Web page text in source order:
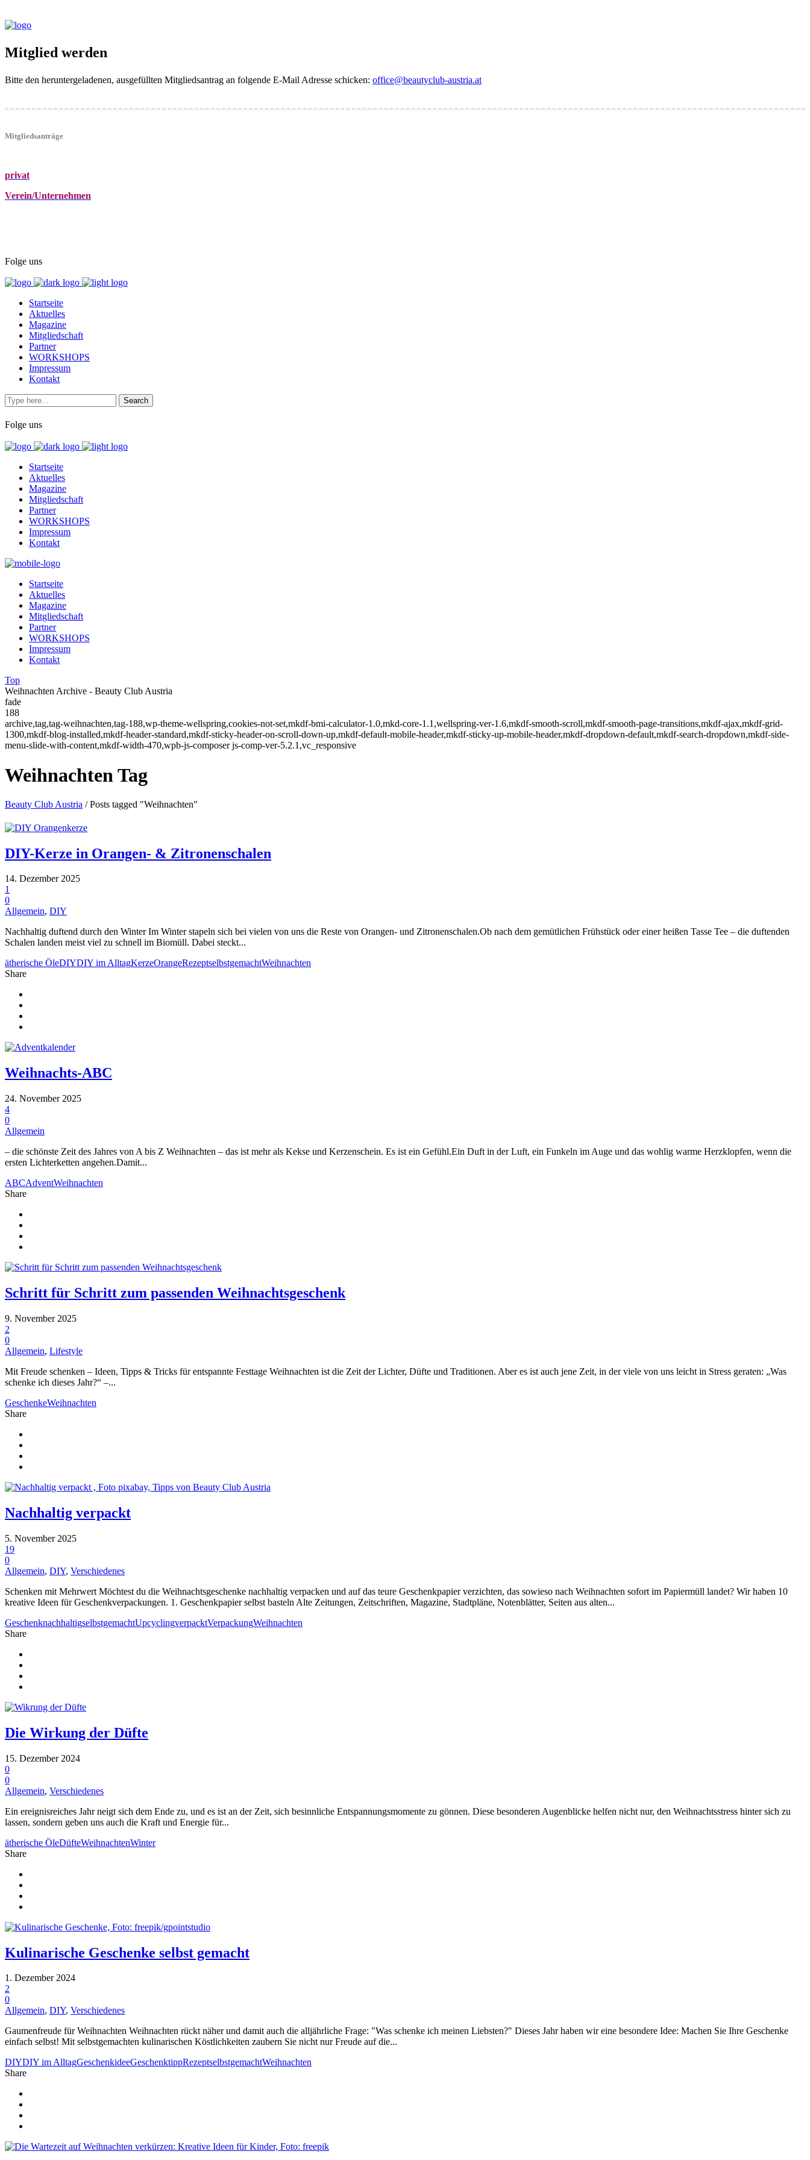
Mitglied werden
Bitte den heruntergeladenen, ausgefüllten Mitgliedsantrag an folgende E-Mail Adresse schicken: office@beautyclub-austria.at
Mitgliedsanträge
privat
Verein/Unternehmen
Folge uns
Startseite
Aktuelles
Magazine
Mitgliedschaft
Partner
WORKSHOPS
Impressum
Kontakt
Folge uns
Startseite
Aktuelles
Magazine
Mitgliedschaft
Partner
WORKSHOPS
Impressum
Kontakt
Startseite
Aktuelles
Magazine
Mitgliedschaft
Partner
WORKSHOPS
Impressum
Kontakt
Top
Weihnachten Archive - Beauty Club Austria
fade
188
archive,tag,tag-weihnachten,tag-188,wp-theme-wellspring,cookies-not-set,mkdf-bmi-calculator-1.0,mkd-core-1.1,wellspring-ver-1.6,mkdf-smooth-scroll,mkdf-smooth-page-transitions,mkdf-ajax,mkdf-grid-
1300,mkdf-blog-installed,mkdf-header-standard,mkdf-sticky-header-on-scroll-down-up,mkdf-default-mobile-header,mkdf-sticky-up-mobile-header,mkdf-dropdown-default,mkdf-search-dropdown,mkdf-side-
menu-slide-with-content,mkdf-width-470,wpb-js-composer js-comp-ver-5.2.1,vc_responsive
Weihnachten Tag
Beauty Club Austria /Posts tagged "Weihnachten"
DIY-Kerze in Orangen- & Zitronenschalen
14. Dezember 2025
1
0
Allgemein, DIY
Nachhaltig duftend durch den Winter Im Winter stapeln sich bei vielen von uns die Reste von Orangen- und Zitronenschalen.Ob nach dem gemütlichen Frühstück oder einer heißen Tasse Tee – die duftenden
Schalen landen meist viel zu schnell im Biomüll. Dabei steckt...
ätherische ÖleDIYDIY im AlltagKerzeOrangeRezeptselbstgemachtWeihnachten
Share
Weihnachts-ABC
24. November 2025
4
0
Allgemein
– die schönste Zeit des Jahres von A bis Z Weihnachten – das ist mehr als Kekse und Kerzenschein. Es ist ein Gefühl.Ein Duft in der Luft, ein Funkeln im Auge und das wohlig warme Herzklopfen, wenn die
ersten Lichterketten angehen.Damit...
ABCAdventWeihnachten
Share
Schritt für Schritt zum passenden Weihnachtsgeschenk
9. November 2025
2
0
Allgemein, Lifestyle
Mit Freude schenken – Ideen, Tipps & Tricks für entspannte Festtage Weihnachten ist die Zeit der Lichter, Düfte und Traditionen. Aber es ist auch jene Zeit, in der viele von uns leicht in Stress geraten: „Was
schenke ich dieses Jahr?“ –...
GeschenkeWeihnachten
Share
Nachhaltig verpackt
5. November 2025
19
0
Allgemein, DIY, Verschiedenes
Schenken mit Mehrwert Möchtest du die Weihnachtsgeschenke nachhaltig verpacken und auf das teure Geschenkpapier verzichten, das sowieso nach Weihnachten sofort im Papiermüll landet? Wir haben 10
kreative Ideen für Geschenkverpackungen. 1. Geschenkpapier selbst basteln Alte Zeitungen, Zeitschriften, Magazine, Stadtpläne, Notenblätter, Seiten aus alten...
GeschenknachhaltigselbstgemachtUpcyclingverpacktVerpackungWeihnachten
Share
Die Wirkung der Düfte
15. Dezember 2024
0
0
Allgemein, Verschiedenes
Ein ereignisreiches Jahr neigt sich dem Ende zu, und es ist an der Zeit, sich besinnliche Entspannungsmomente zu gönnen. Diese besonderen Augenblicke helfen nicht nur, den Weihnachtsstress hinter sich zu
lassen, sondern geben uns auch die Kraft und Energie für...
ätherische ÖleDüfteWeihnachtenWinter
Share
Kulinarische Geschenke selbst gemacht
1. Dezember 2024
2
0
Allgemein, DIY, Verschiedenes
Gaumenfreude für Weihnachten Weihnachten rückt näher und damit auch die alljährliche Frage: "Was schenke ich meinen Liebsten?" Dieses Jahr haben wir eine besondere Idee: Machen Sie Ihre Geschenke
einfach selbst! Mit selbstgemachten kulinarischen Köstlichkeiten zaubern Sie nicht nur Freude auf die...
DIYDIY im AlltagGeschenkideeGeschenktippRezeptselbstgemachtWeihnachten
Share